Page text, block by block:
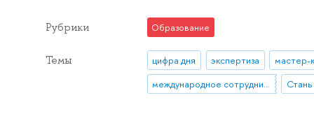
Рубрики Образование
Темы цифра дня экспертиза
мастер-
международное сотрудничество